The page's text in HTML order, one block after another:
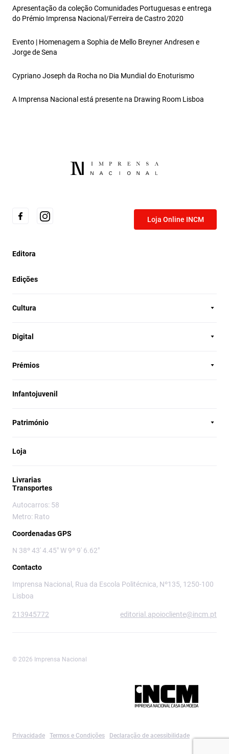
Apresentação da coleção Comunidades Portuguesas e entrega
do Prémio Imprensa Nacional/Ferreira de Castro 2020
Evento | Homenagem a Sophia de Mello Breyner Andresen e
Jorge de Sena
Cypriano Joseph da Rocha no Dia Mundial do Enoturismo
A Imprensa Nacional está presente na Drawing Room Lisboa
Loja Online INCM
Editora
Edições
Cultura
Digital
Prémios
Infantojuvenil
Património
Loja
Livrarias
Transportes
Autocarros: 58
Metro: Rato
Coordenadas GPS
N 38º 43' 4.45" W 9º 9' 6.62"
Contacto
Imprensa Nacional, Rua da Escola Politécnica, Nº135, 1250-100
Lisboa
213945772 editorial.apoiocliente@incm.pt
© 2026 Imprensa Nacional
Privacidade Termos e Condições Declaração de acessibilidade